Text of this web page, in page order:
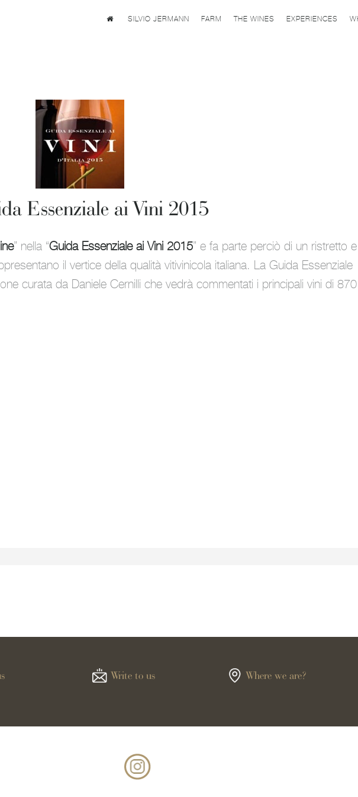
SILVIO JERMANN FARM THE WINES EXPERIENCES
Essenziale ai Vini 2015
” nella “Guida Essenziale ai Vini 2015” e fa parte perciò di un ristretto e
il vertice della qualità vitivinicola italiana. La Guida Essenziale
curata da Daniele Cernilli che vedrà commentati i principali vini di 870
Write to us Where we are?